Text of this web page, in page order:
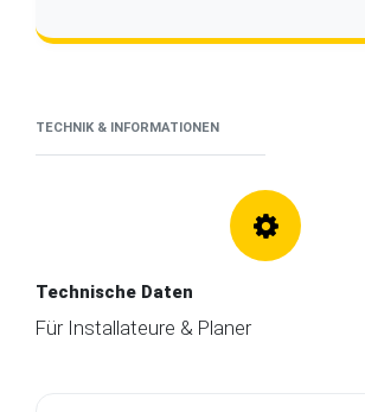
TECHNIK & INFORMATIONEN
Technische Daten
Für Installateure & Planer